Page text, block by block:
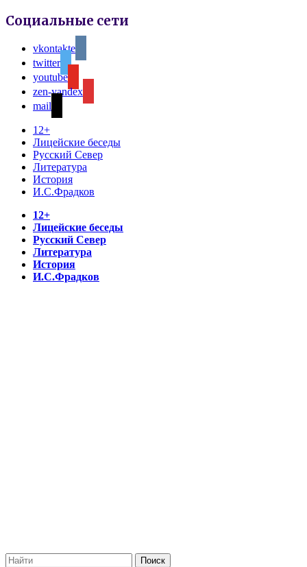
Социальные сети
vkontakte
twitter
youtube
zen-yandex
mail
12+
Лицейские беседы
Русский Север
Литература
История
И.С.Фрадков
12+
Лицейские беседы
Русский Север
Литература
История
И.С.Фрадков